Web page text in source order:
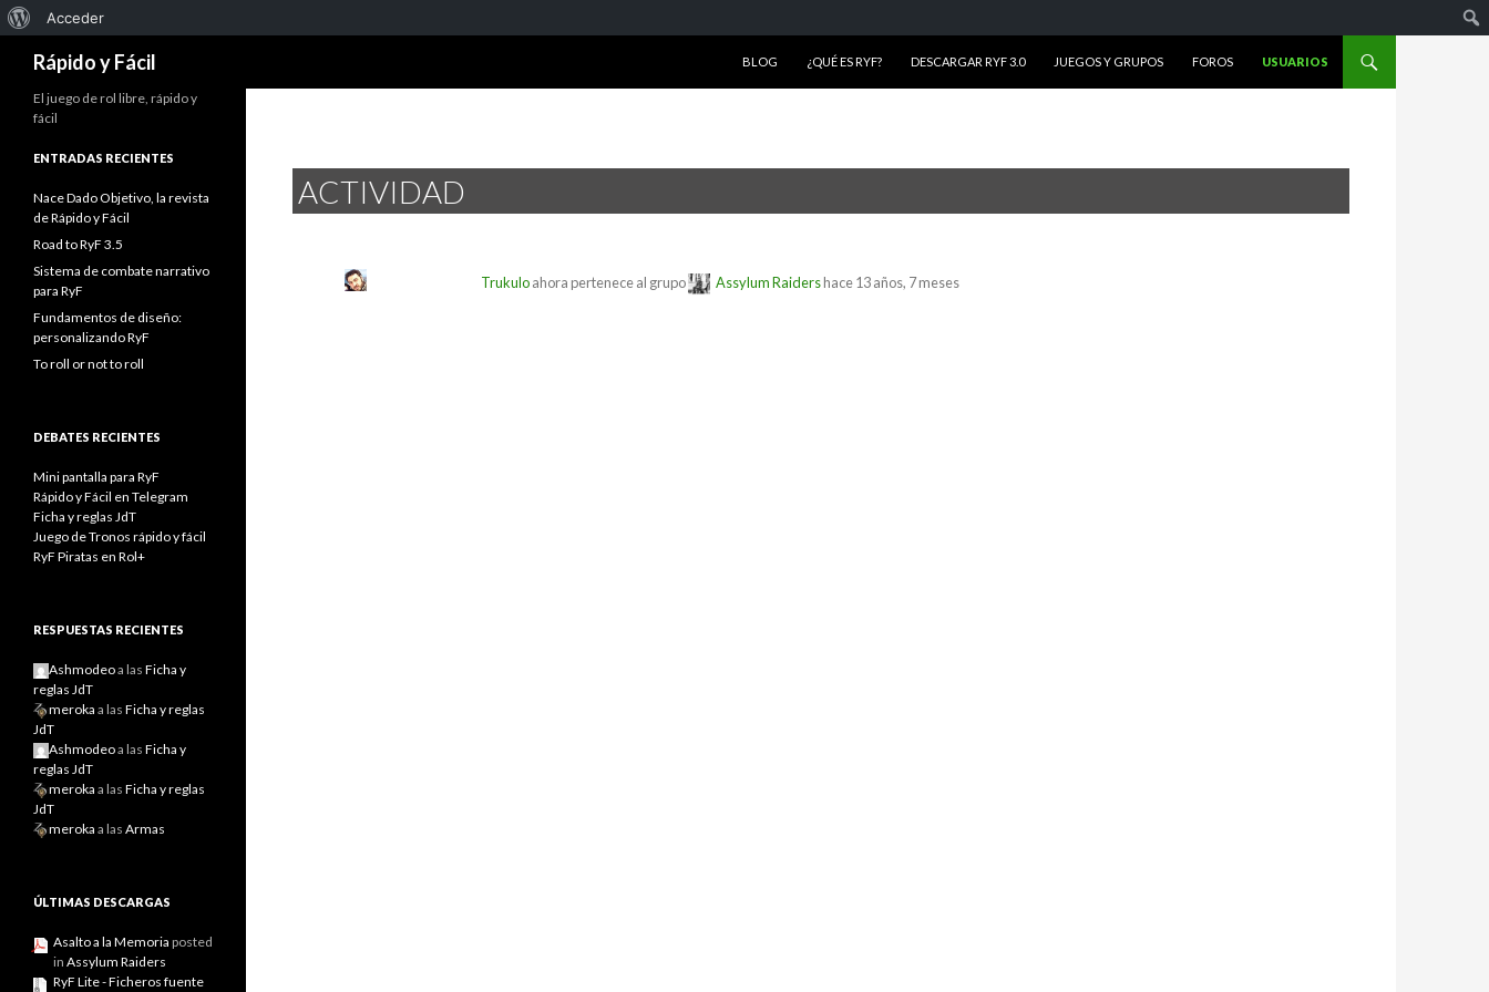
Acerca
de
Acceder
Rápido y Fácil
BLOG
¿QUÉ ES RYF? DESCARGAR RYF 3.0 JUEGOS Y GRUPOS FOROS USUARIOS
ACTIVIDAD
Trukuloahora pertenece al grupo Assylum Raidershace 13 años, 7 meses
El juego de rol libre, rápido y
fácil
ENTRADAS RECIENTES
Nace Dado Objetivo, la revista
de Rápido y Fácil
Road to RyF 3.5
Sistema de combate narrativo
para RyF
Fundamentos de diseño:
personalizando RyF
To roll or not to roll
DEBATES RECIENTES
Mini pantalla para RyF
Rápido y Fácil en Telegram
Ficha y reglas JdT
Juego de Tronos rápido y fácil
RyF Piratas en Rol+
RESPUESTAS RECIENTES
Ashmodeoa las Ficha y
reglas JdT
meroka a las Ficha y reglas
JdT
Ashmodeoa las Ficha y
reglas JdT
meroka a las Ficha y reglas
JdT
meroka a las Armas
ÚLTIMAS DESCARGAS
Asalto a la Memoria posted
in Assylum Raiders
RyF Lite - Ficheros fuente